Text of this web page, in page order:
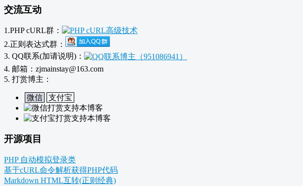
交流互动
1.PHP cURL群：
2.正则表达式群：
3. QQ联系(加请说明)：
4. 邮箱：zjmainstay@163.com
5. 打赏博主：
微信 支付宝
开源项目
PHP 自动模拟登录类
基于cURL命令解析获得PHP代码
Markdown HTML互转(正则经典)